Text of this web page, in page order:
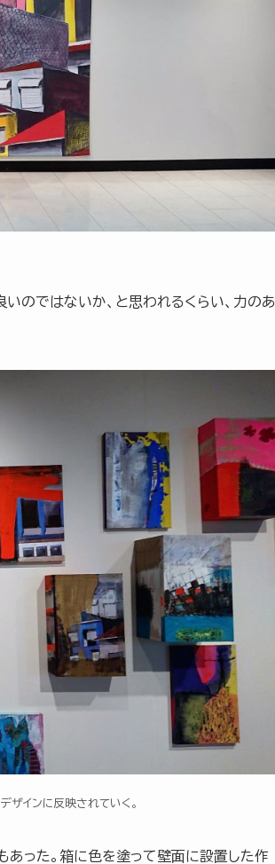
のではないか、と思われるくらい、力のあ
ザインに反映されていく。
あった。箱に色を塗って壁面に設置した作